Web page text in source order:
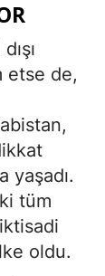
etse de,
yaşadı.
tüm
oldu.